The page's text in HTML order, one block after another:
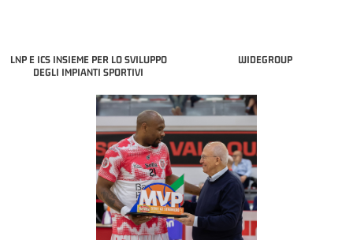
LNP E ICS INSIEME PER LO SVILUPPO
DEGLI IMPIANTI SPORTIVI
WIDEGROUP